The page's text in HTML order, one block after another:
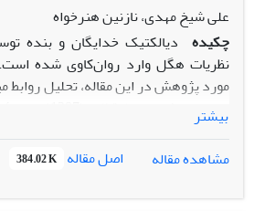
علی شیخ مهدی، نازنین هنرخواه
چکیده دیالکتیک خدایگان و بنده
نظریات هگل وارد روان‌کاوی شده
مورد پژوهش در این مقاله، تحلیل روابط
و مرد در فیلم
ایرانی، است. روش جمع‏آوری اطلاعات
که محتوای آن به روش تفسیری و با
تحلیل شده و در آن از روش‏های مکتب
شکل اول، رابطۀ بین شخصیت‏های سپیده
بیشتر
مشاهده مقاله
اصل مقاله 384.02 K